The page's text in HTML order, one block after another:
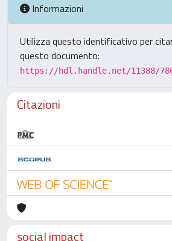
Informazioni
Utilizza questo identificativo per
questo documento:
https://hdl.handle.net/11388/
Citazioni
social impact